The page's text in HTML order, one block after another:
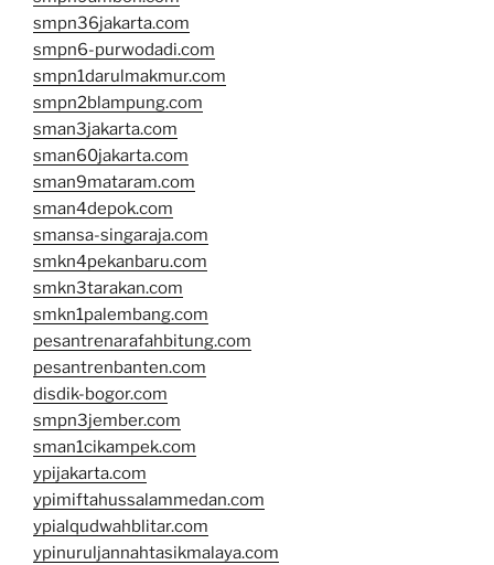
smpn36jakarta.com
smpn6-purwodadi.com
smpn1darulmakmur.com
smpn2blampung.com
sman3jakarta.com
sman60jakarta.com
sman9mataram.com
sman4depok.com
smansa-singaraja.com
smkn4pekanbaru.com
smkn3tarakan.com
smkn1palembang.com
pesantrenarafahbitung.com
pesantrenbanten.com
disdik-bogor.com
smpn3jember.com
sman1cikampek.com
ypijakarta.com
ypimiftahussalammedan.com
ypialqudwahblitar.com
ypinuruljannahtasikmalaya.com